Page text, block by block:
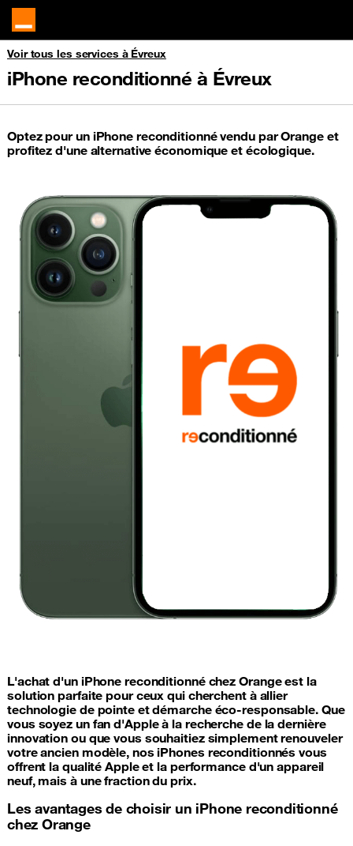
Voir tous les services à Évreux
iPhone reconditionné à Évreux
Optez pour un iPhone reconditionné vendu par Orange et
profitez d'une alternative économique et écologique.
L'achat d'un iPhone reconditionné chez Orange est la
solution parfaite pour ceux qui cherchent à allier
technologie de pointe et démarche éco-responsable. Que
vous soyez un fan d'Apple à la recherche de la dernière
innovation ou que vous souhaitiez simplement renouveler
votre ancien modèle, nos iPhones reconditionnés vous
offrent la qualité Apple et la performance d'un appareil
neuf, mais à une fraction du prix.
Les avantages de choisir un iPhone reconditionné
chez Orange